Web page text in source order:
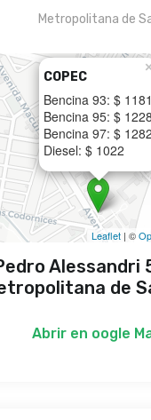
Metropolitana de
COPEC
Bencina 93: $ 1181
Bencina 95: $ 1228
Bencina 97: $ 1282
Diesel: $ 1022
×
Leaflet | ©
Alessandri
de
Abrir en oogle